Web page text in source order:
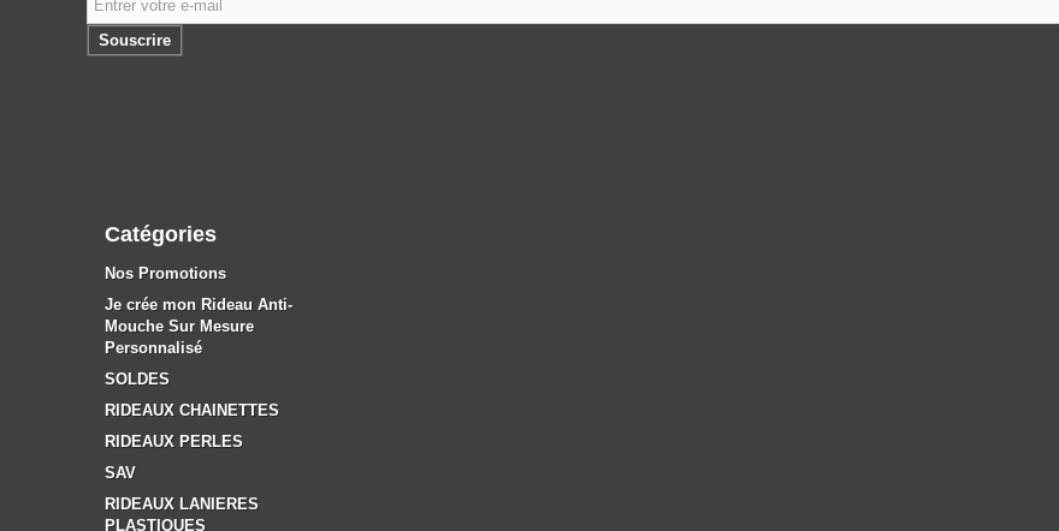
Souscrire
Catégories
Nos Promotions
Je crée mon Rideau Anti-
Mouche Sur Mesure
Personnalisé
SOLDES
RIDEAUX CHAINETTES
RIDEAUX PERLES
SAV
RIDEAUX LANIERES
PLASTIQUES